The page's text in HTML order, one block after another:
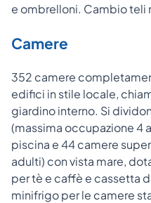
e ombrelloni. Cambio teli
Camere
352 camere
edifici in stile locale,
giardino interno. Si
(massima occupazione 4
piscina e 44 camere
adulti) con vista mare,
per tè e caffè e cassetta
minifrigo per le camere